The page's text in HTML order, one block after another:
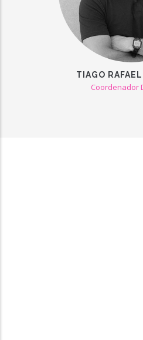
TIAGO
Coordenador